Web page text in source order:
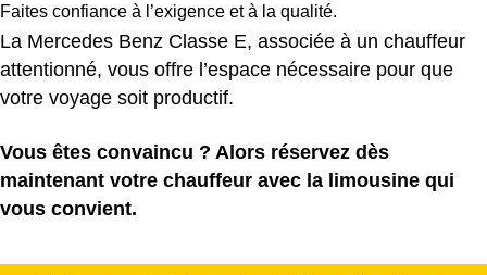
Faites confiance à l’exigence et à la qualité.
La Mercedes Benz Classe E, associée à un chauffeur
attentionné, vous offre l’espace nécessaire pour que
votre voyage soit productif.
Vous êtes convaincu ? Alors réservez dès
maintenant votre chauffeur avec la limousine qui
vous convient.